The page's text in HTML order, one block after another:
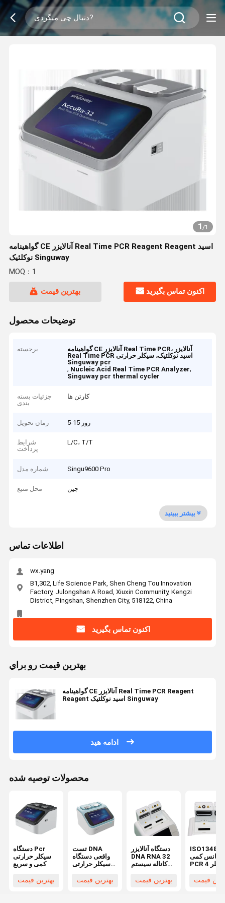
1/1
گواهینامه CE آنالایزر Real Time PCR Reagent Reagent اسید
نوکلئیک Singuway
MOQ：1
بهترین قیمت اکنون تماس بگیرید
توضیحات محصول
برجسته
گواهینامه CE آنالایزر Real Time PCR، آنالایزر
Real Time PCR اسید نوکلئیک، سیکلر حرارتی
Singuway pcr
, Nucleic Acid Real Time PCR Analyzer,
Singuway pcr thermal cycler
جزئیات بسته
بندی
کارتن ها
زمان تحویل 5-15 روز
شرایط
پرداخت
L/C، T/T
شماره مدل Singu9600 Pro
محل منبع چین
بیشتر ببینید
اطلاعات تماس
wx.yang
B1,302, Life Science Park, Shen Cheng Tou Innovation
Factory, Julongshan A Road, Xiuxin Community, Kengzi
District, Pingshan, Shenzhen City, 518122, China
اکنون تماس بگیرید
بهترين قيمت رو براي
گواهینامه CE آنالایزر Real Time PCR Reagent
Reagent اسید نوکلئیک Singuway
ادامه هید
محصولات توصیه شده
دستگاه Pcr
سیکلر حرارتی
کمی و سریع
بهترین قیمت
تست DNA
واقعی دستگاه
سیکلر حرارتی
PCR
بهترین قیمت
دستگاه آنالایزر
DNA RNA 32
کاناله سیستم
PCR کوچک
بهترین قیمت
ISO13485
کمی
PCR سیکلر 4
قیمت